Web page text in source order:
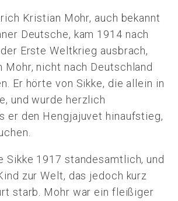
Kristian Mohr, auch bekannt
Deutsche, kam 1914 nach
Erste Weltkrieg ausbrach,
Mohr, nicht nach Deutschland
Er hörte von Sikke, die allein in
und wurde herzlich
er den Hengjajuvet hinaufstieg,
Sikke 1917 standesamtlich, und
zur Welt, das jedoch kurz
starb. Mohr war ein fleißiger